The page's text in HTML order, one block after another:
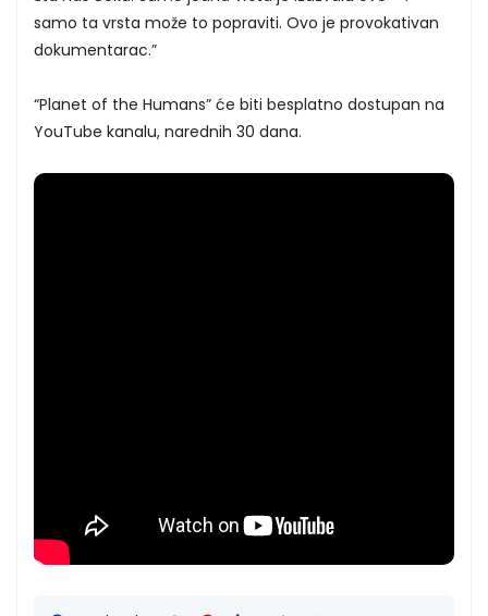
samo ta vrsta može to popraviti. Ovo je provokativan
dokumentarac.”
“Planet of the Humans” će biti besplatno dostupan na
YouTube kanalu, narednih 30 dana.